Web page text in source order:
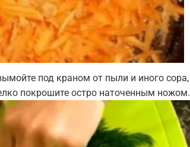
под краном от пыли и иного сора,
покрошите остро наточенным ножом.